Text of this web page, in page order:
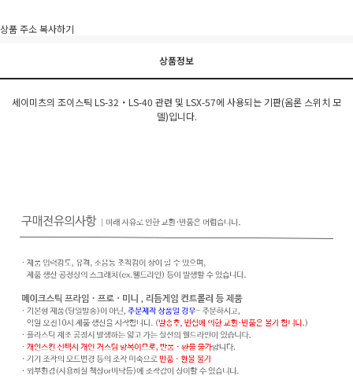
상품 주소 복사하기
상품정보
세이미츠의 조이스틱 LS-32・LS-40 관련 및 LSX-57에 사용되는 기판(옴론 스위치 모
델)입니다.